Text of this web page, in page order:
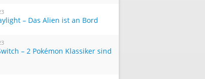
– Das Alien ist an Bord
– 2 Pokémon Klassiker sind